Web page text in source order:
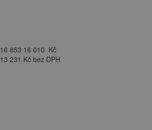
16 853 16 010 Kč
13 231 Kč bez DPH